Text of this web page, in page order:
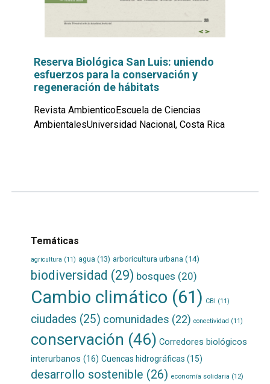
Reserva Biológica San Luis: uniendo
esfuerzos para la conservación y
regeneración de hábitats
Revista AmbienticoEscuela de Ciencias
AmbientalesUniversidad Nacional, Costa Rica
Temáticas
agricultura (11) agua (13) arboricultura urbana (14)
biodiversidad (29) bosques (20)
Cambio climático (61) CBI (11)
ciudades (25) comunidades (22) conectividad (11)
conservación (46) Corredores biológicos
interurbanos (16) Cuencas hidrográficas (15)
desarrollo sostenible (26) economía solidaria (12)